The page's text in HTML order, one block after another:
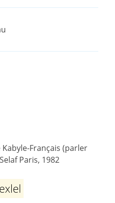
Français (parler
Paris, 1982